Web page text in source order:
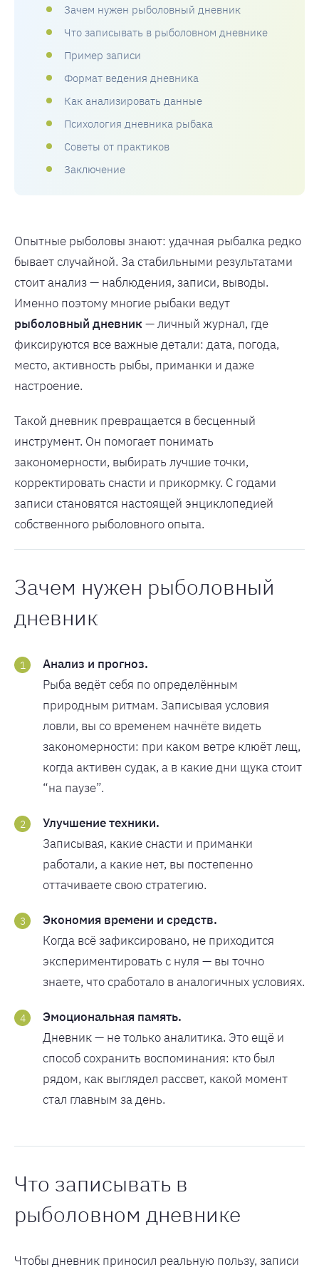
Зачем нужен рыболовный дневник
Что записывать в рыболовном дневнике
Пример записи
Формат ведения дневника
Как анализировать данные
Психология дневника рыбака
Советы от практиков
Заключение
Опытные рыболовы знают: удачная рыбалка редко
бывает случайной. За стабильными результатами
стоит анализ — наблюдения, записи, выводы.
Именно поэтому многие рыбаки ведут
рыболовный дневник — личный журнал, где
фиксируются все важные детали: дата, погода,
место, активность рыбы, приманки и даже
настроение.
Такой дневник превращается в бесценный
инструмент. Он помогает понимать
закономерности, выбирать лучшие точки,
корректировать снасти и прикормку. С годами
записи становятся настоящей энциклопедией
собственного рыболовного опыта.
Зачем нужен рыболовный
дневник
Анализ и прогноз.
Рыба ведёт себя по определённым
природным ритмам. Записывая условия
ловли, вы со временем начнёте видеть
закономерности: при каком ветре клюёт лещ,
когда активен судак, а в какие дни щука стоит
“на паузе”.
Улучшение техники.
Записывая, какие снасти и приманки
работали, а какие нет, вы постепенно
оттачиваете свою стратегию.
Экономия времени и средств.
Когда всё зафиксировано, не приходится
экспериментировать с нуля — вы точно
знаете, что сработало в аналогичных условиях.
Эмоциональная память.
Дневник — не только аналитика. Это ещё и
способ сохранить воспоминания: кто был
рядом, как выглядел рассвет, какой момент
стал главным за день.
Что записывать в
рыболовном дневнике
Чтобы дневник приносил реальную пользу, записи